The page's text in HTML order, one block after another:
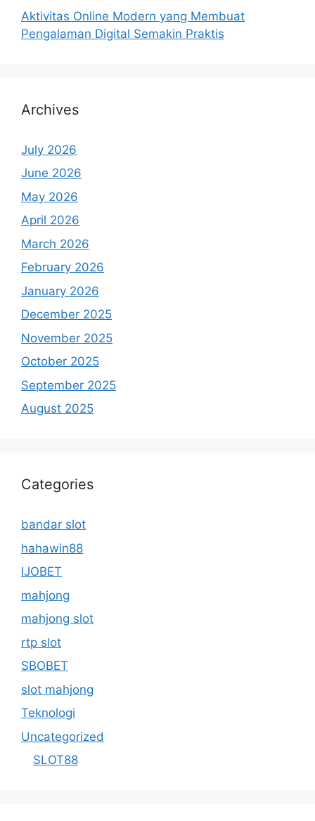
Aktivitas Online Modern yang Membuat
Pengalaman Digital Semakin Praktis
Archives
July 2026
June 2026
May 2026
April 2026
March 2026
February 2026
January 2026
December 2025
November 2025
October 2025
September 2025
August 2025
Categories
bandar slot
hahawin88
IJOBET
mahjong
mahjong slot
rtp slot
SBOBET
slot mahjong
Teknologi
Uncategorized
SLOT88